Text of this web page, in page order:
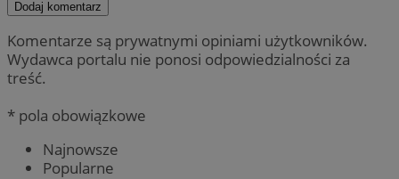
Dodaj komentarz
Komentarze są prywatnymi opiniami użytkowników.
Wydawca portalu nie ponosi odpowiedzialności za
treść.
* pola obowiązkowe
Najnowsze
Popularne